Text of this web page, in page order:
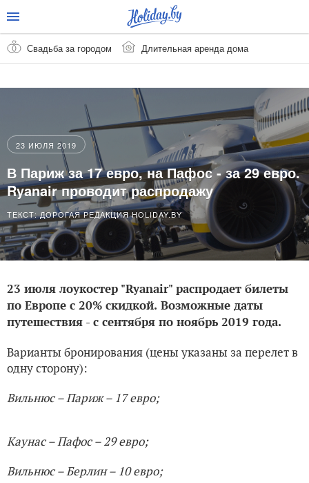
Свадьба за городом Длительная аренда дома
23 ИЮЛЯ 2019
В Париж за 17 евро, на Пафос - за 29 евро.
Ryanair проводит распродажу
ТЕКСТ: ДОРОГАЯ РЕДАКЦИЯ HOLIDAY.BY
23 июля лоукостер "Ryanair" распродает билеты
по Европе с 20% скидкой. Возможные даты
путешествия - с сентября по ноябрь 2019 года.
Варианты бронирования (цены указаны за перелет в
одну сторону):
Вильнюс – Париж – 17 евро;
Каунас – Пафос – 29 евро;
Вильнюс – Берлин – 10 евро;